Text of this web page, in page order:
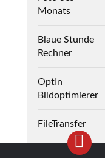
Monats
Blaue Stunde
Rechner
OptIn
Bildoptimierer
FileTransfer